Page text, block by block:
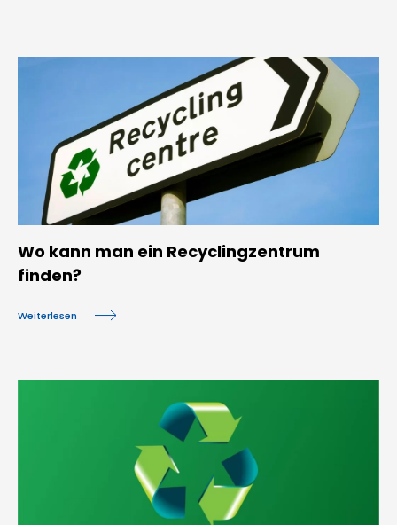
Wo kann man ein Recyclingzentrum
finden?
Weiterlesen